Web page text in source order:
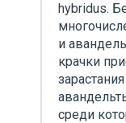
hybridus.
и
крачки
среди